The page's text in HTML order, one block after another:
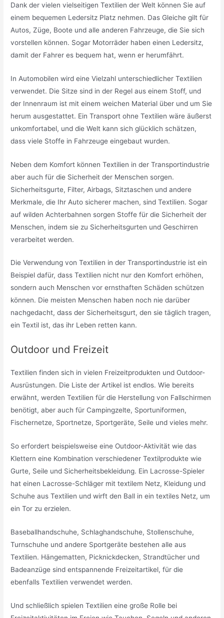
Dank der vielen vielseitigen Textilien der Welt können Sie auf
einem bequemen Ledersitz Platz nehmen. Das Gleiche gilt für
Autos, Züge, Boote und alle anderen Fahrzeuge, die Sie sich
vorstellen können. Sogar Motorräder haben einen Ledersitz,
damit der Fahrer es bequem hat, wenn er herumfährt.
In Automobilen wird eine Vielzahl unterschiedlicher Textilien
verwendet. Die Sitze sind in der Regel aus einem Stoff, und
der Innenraum ist mit einem weichen Material über und um Sie
herum ausgestattet. Ein Transport ohne Textilien wäre äußerst
unkomfortabel, und die Welt kann sich glücklich schätzen,
dass viele Stoffe in Fahrzeuge eingebaut wurden.
Neben dem Komfort können Textilien in der Transportindustrie
aber auch für die Sicherheit der Menschen sorgen.
Sicherheitsgurte, Filter, Airbags, Sitztaschen und andere
Merkmale, die Ihr Auto sicherer machen, sind Textilien. Sogar
auf wilden Achterbahnen sorgen Stoffe für die Sicherheit der
Menschen, indem sie zu Sicherheitsgurten und Geschirren
verarbeitet werden.
Die Verwendung von Textilien in der Transportindustrie ist ein
Beispiel dafür, dass Textilien nicht nur den Komfort erhöhen,
sondern auch Menschen vor ernsthaften Schäden schützen
können. Die meisten Menschen haben noch nie darüber
nachgedacht, dass der Sicherheitsgurt, den sie täglich tragen,
ein Textil ist, das ihr Leben retten kann.
Outdoor und Freizeit
Textilien finden sich in vielen Freizeitprodukten und Outdoor-
Ausrüstungen. Die Liste der Artikel ist endlos. Wie bereits
erwähnt, werden Textilien für die Herstellung von Fallschirmen
benötigt, aber auch für Campingzelte, Sportuniformen,
Fischernetze, Sportnetze, Sportgeräte, Seile und vieles mehr.
So erfordert beispielsweise eine Outdoor-Aktivität wie das
Klettern eine Kombination verschiedener Textilprodukte wie
Gurte, Seile und Sicherheitsbekleidung. Ein Lacrosse-Spieler
hat einen Lacrosse-Schläger mit textilem Netz, Kleidung und
Schuhe aus Textilien und wirft den Ball in ein textiles Netz, um
ein Tor zu erzielen.
Baseballhandschuhe, Schlaghandschuhe, Stollenschuhe,
Turnschuhe und andere Sportgeräte bestehen alle aus
Textilien. Hängematten, Picknickdecken, Strandtücher und
Badeanzüge sind entspannende Freizeitartikel, für die
ebenfalls Textilien verwendet werden.
Und schließlich spielen Textilien eine große Rolle bei